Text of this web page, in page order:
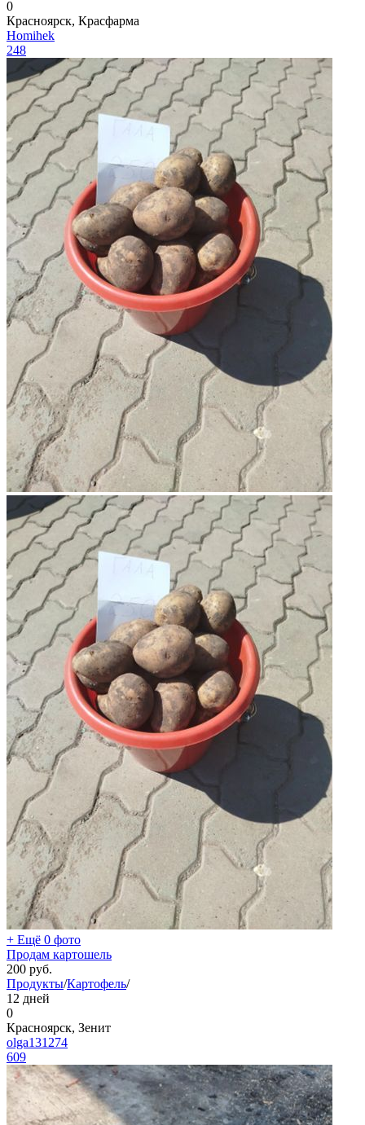
0
Красноярск, Красфарма
Homihek
248
+ Ещё 0 фото
Продам картошель
200 руб.
Продукты/Картофель/
12 дней
0
Красноярск, Зенит
olga131274
609